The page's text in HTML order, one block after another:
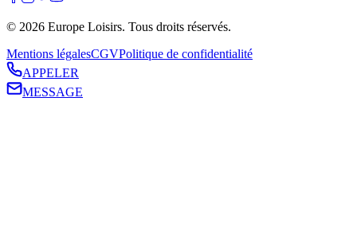
© 2026 Europe Loisirs. Tous droits réservés.
Mentions légalesCGVPolitique de confidentialité
APPELER
MESSAGE